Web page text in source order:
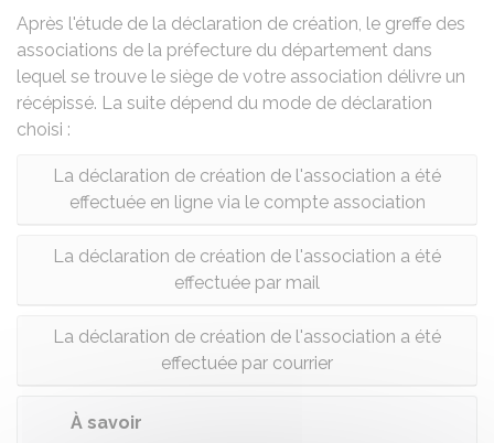
Après l'étude de la déclaration de création, le greffe des
associations de la préfecture du département dans
lequel se trouve le siège de votre association délivre un
récépissé. La suite dépend du mode de déclaration
choisi :
La déclaration de création de l'association a été
effectuée en ligne via le compte association
La déclaration de création de l'association a été
effectuée par mail
La déclaration de création de l'association a été
effectuée par courrier
À savoir